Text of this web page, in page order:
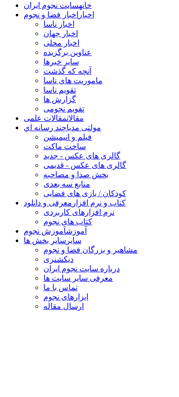
خانهسایت نجوم ایران
اخبار اخبار فضا و نجوم
اخبار ناسا
اخبار جهان
اخبار محلی
عناوین برگزیده
سایر خبرها
آنچه که گذشت
ماموریت های ناسا
تقویم ناسا
گزارش ها
تقویم نجومی
مقالاتمقالات علمی
مولتی مدیاچند رسانه اي
فیلم و انیمیشن
ساخت ماکت
گالری های عکس - جدید
گالری های عکس - قدیمی
بخش صدا و مصاحبه
منابع سه بعدی
کودکان / بازی های فضایی
کتاب و نرم افزار معرفی و دانلود
نرم افزارهای کاربردی
کتاب های نجوم
آموزشآموزش نجوم
سایر سایر بخش ها
مشاهیر و بزرگان فضا و نجوم
دیکشنری
درباره سایت نجوم ایران
معرفی سایر سایت ها
تماس با ما
ابزارهای نجوم
ارسال مقاله